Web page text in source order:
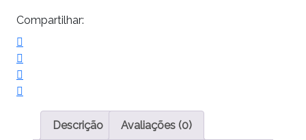
Compartilhar:
Descrição Avaliações (0)